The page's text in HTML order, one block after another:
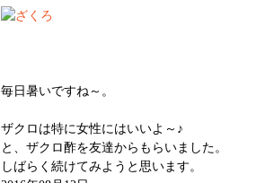
毎日暑いですね～。
ザクロは特に女性にはいいよ～♪
と、ザクロ酢を友達からもらいました。
しばらく続けてみようと思います。